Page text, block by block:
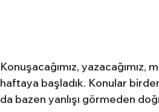
Konuşacağımız,
haftaya başladık. Konular
da bazen yanlışı görmeden